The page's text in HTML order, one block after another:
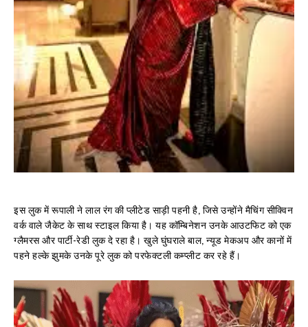
इस लुक में रूपाली ने लाल रंग की प्लीटेड साड़ी पहनी है, जिसे उन्होंने मैचिंग सीक्विन
वर्क वाले जैकेट के साथ स्टाइल किया है। यह कॉम्बिनेशन उनके आउटफिट को एक
ग्लैमरस और पार्टी-रेडी लुक दे रहा है। खुले घुंघराले बाल, न्यूड मेकअप और कानों में
पहने हल्के झुमके उनके पूरे लुक को परफेक्टली कम्प्लीट कर रहे हैं।